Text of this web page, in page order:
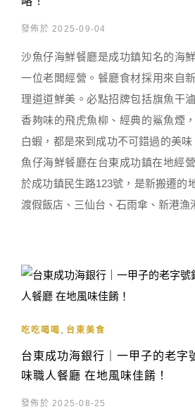
發佈於 2025-09-04
沙魚仔海鮮餐廳是成功鎮知名的海
一位老闆經營。餐廳食材採用來自
理道道鮮美。必點招牌包括旗魚干
香夠味的飛虎魚柳、經典的鯊魚煙
白蝦，都是來到成功不可錯過的美
魚仔海鮮餐廳在台東成功鎮在地經
於成功鎮民生路123號，是新搬遷的
渡假飯店、三仙台、石雨傘、新港
吃吃喝喝 台東美食
台東成功海銀行｜一甲子的老字
味職人餐廳 在地風味佳餚！
發佈於 2025-08-25